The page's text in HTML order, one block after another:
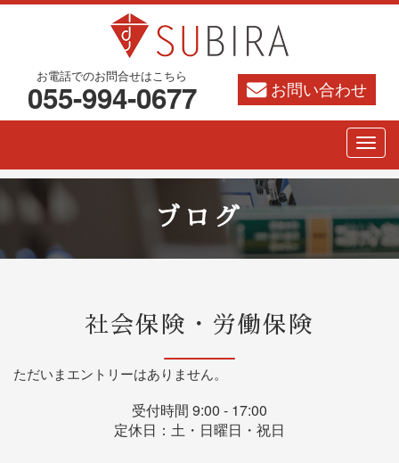
お電話でのお問合せはこちら
055-994-0677 お問い合わせ
ブログ
社会保険・労働保険
ただいまエントリーはありません。
受付時間 9:00 - 17:00
定休日：土・日曜日・祝日